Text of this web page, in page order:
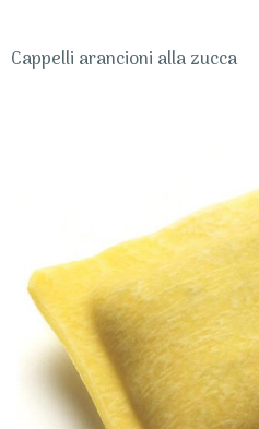
Cappelli arancioni alla zucca